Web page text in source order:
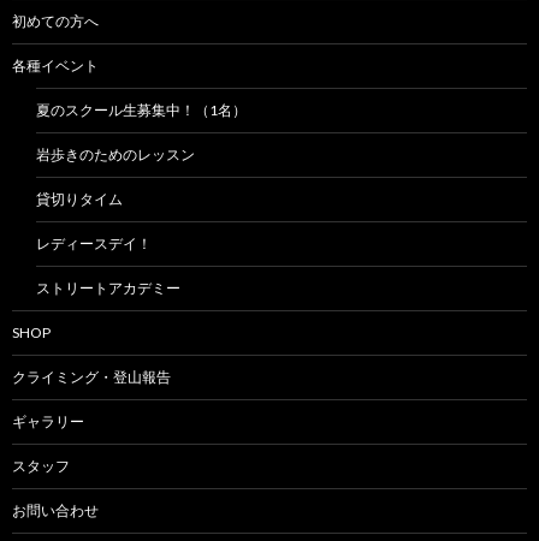
初めての方へ
各種イベント
夏のスクール生募集中！（1名）
岩歩きのためのレッスン
貸切りタイム
レディースデイ！
ストリートアカデミー
SHOP
クライミング・登山報告
ギャラリー
スタッフ
お問い合わせ